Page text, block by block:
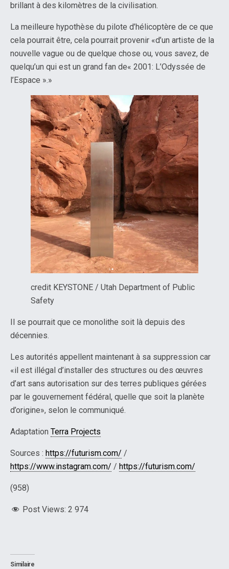
brillant à des kilomètres de la civilisation.
La meilleure hypothèse du pilote d’hélicoptère de ce que
cela pourrait être, cela pourrait provenir «d’un artiste de la
nouvelle vague ou de quelque chose ou, vous savez, de
quelqu’un qui est un grand fan de« 2001: L’Odyssée de
l’Espace ».»
credit KEYSTONE / Utah Department of Public
Safety
Il se pourrait que ce monolithe soit là depuis des
décennies.
Les autorités appellent maintenant à sa suppression car
«il est illégal d’installer des structures ou des œuvres
d’art sans autorisation sur des terres publiques gérées
par le gouvernement fédéral, quelle que soit la planète
d’origine», selon le communiqué.
Adaptation Terra Projects
Sources : https://futurism.com/ /
https://www.instagram.com/ / https://futurism.com/
(958)
Post Views: 2 974
Similaire